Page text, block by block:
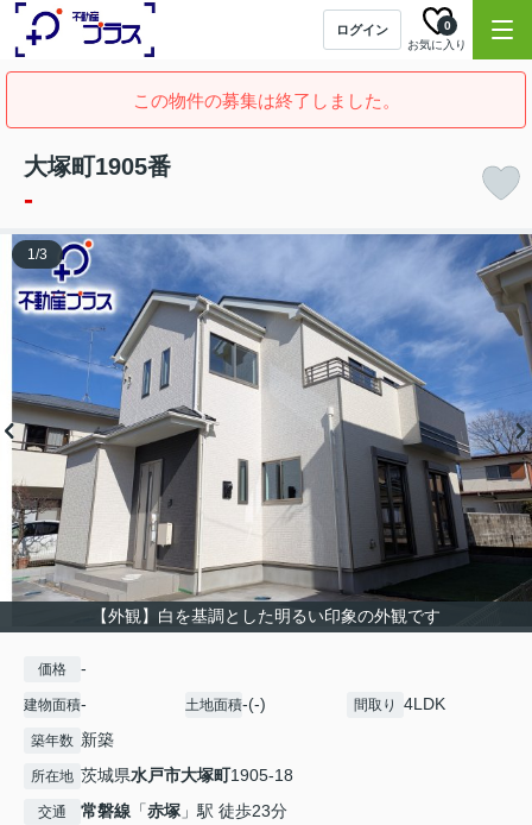
ログイン
お気に入り
0
この物件の募集は終了しました。
大塚町1905番
-
【外観】白を基調とした明るい印象の外観です
1/3
価格 -
建物面積- 土地面積-(-) 間取り 4LDK
築年数 新築
所在地 茨城県水戸市大塚町1905-18
交通 常磐線 「赤塚 」駅 徒歩23分